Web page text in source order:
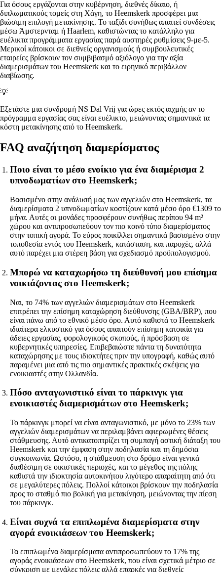
Για όσους εργάζονται στην κυβέρνηση, διεθνές δίκαιο, ή
διπλωματικούς τομείς στη Χάγη, το Heemskerk προσφέρει μια
βιώσιμη επιλογή μετακίνησης. Το ταξίδι συνήθως απαιτεί συνδέσεις
μέσω Άμστερνταμ ή Haarlem, καθιστώντας το κατάλληλο για
ευέλικτα προγράμματα εργασίας παρά αυστηρές ρυθμίσεις 9-με-5.
Μερικοί κάτοικοι σε διεθνείς οργανισμούς ή συμβουλευτικές
εταιρείες βρίσκουν τον συμβιβασμό αξιόλογο για την αξία
διαμερισμάτων του Heemskerk και το ειρηνικό περιβάλλον
διαβίωσης.
💡
Εξετάστε μια συνδρομή NS Dal Vrij για ώρες εκτός αιχμής αν το
πρόγραμμα εργασίας σας είναι ευέλικτο, μειώνοντας σημαντικά τα
κόστη μετακίνησης από το Heemskerk.
FAQ αναζήτηση διαμερίσματος
Ποιο είναι το μέσο ενοίκιο για ένα διαμέρισμα 2
υπνοδωματίων στο Heemskerk;
Βασισμένο στην ανάλυσή μας των αγγελιών στο Heemskerk, τα
διαμερίσματα 2 υπνοδωματίων κοστίζουν κατά μέσο όρο €1309 το
μήνα. Αυτές οι μονάδες προσφέρουν συνήθως περίπου 94 m²
χώρου και αντιπροσωπεύουν τον πιο κοινό τύπο διαμερίσματος
στην τοπική αγορά. Το εύρος ποικίλλει σημαντικά βασισμένο στην
τοποθεσία εντός του Heemskerk, κατάσταση, και παροχές, αλλά
αυτό παρέχει μια στέρεη βάση για σχεδιασμό προϋπολογισμού.
Μπορώ να καταχωρήσω τη διεύθυνσή μου επίσημα
νοικιάζοντας στο Heemskerk;
Ναι, το 74% των αγγελιών διαμερισμάτων στο Heemskerk
επιτρέπει την επίσημη καταχώρηση διεύθυνσης (GBA/BRP), που
είναι πάνω από το εθνικό μέσο όρο. Αυτό καθιστά το Heemskerk
ιδιαίτερα ελκυστικό για όσους απαιτούν επίσημη κατοικία για
άδειες εργασίας, φορολογικούς σκοπούς, ή πρόσβαση σε
κυβερνητικές υπηρεσίες. Επιβεβαιώστε πάντα τη δυνατότητα
καταχώρησης με τους ιδιοκτήτες πριν την υπογραφή, καθώς αυτό
παραμένει μια από τις πιο σημαντικές πρακτικές σκέψεις για
ενοικιαστές στην Ολλανδία.
Πόσο ανταγωνιστικό είναι το πάρκινγκ για
ενοικιαστές διαμερισμάτων στο Heemskerk;
Το πάρκινγκ μπορεί να είναι ανταγωνιστικό, με μόνο το 23% των
αγγελιών διαμερισμάτων να περιλαμβάνει αφιερωμένες θέσεις
στάθμευσης. Αυτό αντικατοπτρίζει τη συμπαγή αστική διάταξη του
Heemskerk και την έμφαση στην ποδηλασία και τη δημόσια
συγκοινωνία. Ωστόσο, η στάθμευση στο δρόμο είναι γενικά
διαθέσιμη σε οικιστικές περιοχές, και το μέγεθος της πόλης
καθιστά την ιδιοκτησία αυτοκινήτου λιγότερο απαραίτητη από ότι
σε μεγαλύτερες πόλεις. Πολλοί κάτοικοι βρίσκουν την ποδηλασία
προς το σταθμό πιο βολική για μετακίνηση, μειώνοντας την πίεση
του πάρκινγκ.
Είναι συχνά τα επιπλωμένα διαμερίσματα στην
αγορά ενοικιάσεων του Heemskerk;
Τα επιπλωμένα διαμερίσματα αντιπροσωπεύουν το 17% της
αγοράς ενοικιάσεων στο Heemskerk, που είναι σχετικά μέτριο σε
σύγκριση με μεγάλες πόλεις αλλά επαρκές για διεθνείς